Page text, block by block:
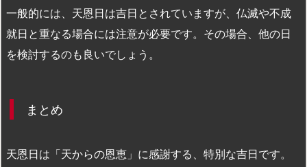
一般的には、天恩日は吉日とされていますが、仏滅や不成
就日と重なる場合には注意が必要です。その場合、他の日
を検討するのも良いでしょう。
まとめ
天恩日は「天からの恩恵」に感謝する、特別な吉日です。